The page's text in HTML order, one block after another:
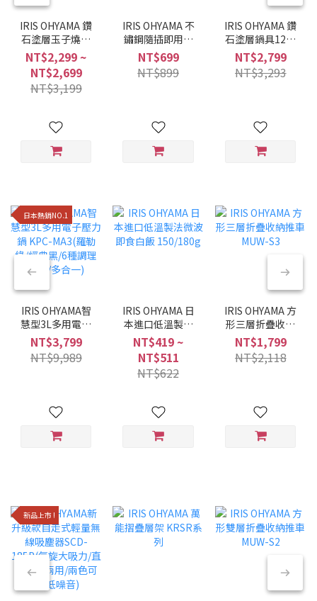
IRIS OHYAMA 鑽
石塗層玉子燒鍋
MEGI系列 (6件/9
件組/兩種色系)
NT$2,299 ~
NT$2,699
NT$3,199
IRIS OHYAMA 不
鏽鋼隨插即用折
疊曬衣架 H-
70XN
NT$699
NT$899
IRIS OHYAMA 鑽
石塗層鍋具12件
組 星鑽黑色
NTF-SEI12
NT$2,799
NT$3,293
日本熱銷NO.1
IRIS OHYAMA智
慧型3L多用電子
壓力鍋 KPC-
MA3(羅勒綠/經典
黑/6種調理模式/
NT$3,799
NT$9,989
IRIS OHYAMA 日
本進口低溫製法
微波即食白飯
150/180g
NT$419 ~
NT$511
NT$622
IRIS OHYAMA 方
形三層折疊收納
推車 MUW-S3
NT$1,799
NT$2,118
新品上市 !